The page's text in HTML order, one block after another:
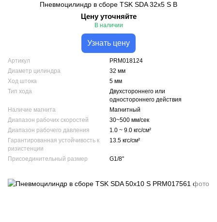
Пневмоцилиндр в сборе TSK SDA 32x5 S B
Цену уточняйте
В наличии
Узнать цену
Артикул
PRM018124
Диаметр цилиндра
32 мм
Ход штока
5 мм
Тип хода
Двухстороннего или
одностороннего действия
Наличие магнита
Магнитный
Диапазон рабочих скоростей
30~500 мм/сек
Диапазон рабочего давления
1.0 ~ 9.0 кгс/см²
Гарантированная устойчивость к
ризистенции
13.5 кгс/см²
Присоединительный размер G1/8"